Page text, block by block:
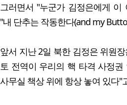
그러면서 "누군가 김정은에게
"내 단추는 작동한다(and my
앞서 지난 2일 북한 김정은 위원
토 전역이 우리의 핵 타격 사정
사무실 책상 위에 항상 놓여 있다"